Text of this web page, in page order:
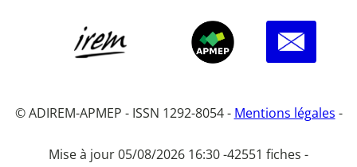
© ADIREM-APMEP - ISSN 1292-8054 - Mentions légales -
Mise à jour 05/08/2026 16:30 -42551 fiches -